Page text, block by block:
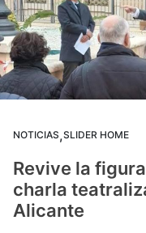
NOTICIAS,SLIDER HOME
Revive la
charla
Alicante